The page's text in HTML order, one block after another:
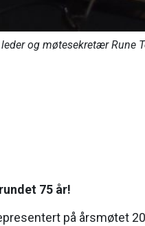
og møtesekretær Rune
75 år!
på årsmøtet